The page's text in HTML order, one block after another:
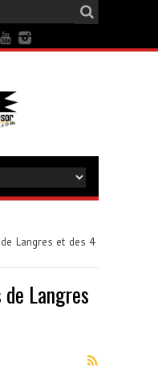
Langres et des 4
de Langres